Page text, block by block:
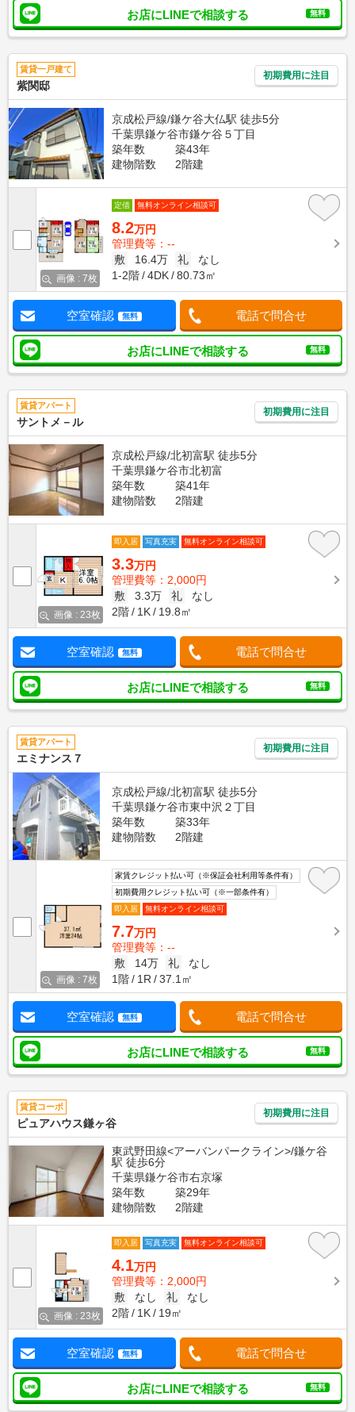
お店にLINEで相談する 無料
賃貸一戸建て
紫関邸
初期費用に注目
京成松戸線/鎌ケ谷大仏駅 徒歩5分
千葉県鎌ケ谷市鎌ケ谷５丁目
築年数
築43年
建物階数
2階建
画像 : 7枚
定借 無料オンライン相談可
8.2万円
管理費等：--
敷
16.4万 礼
なし
1-2階
4DK 80.73㎡
空室確認 無料 電話で問合せ
お店にLINEで相談する 無料
賃貸アパート
サントメ－ル
初期費用に注目
京成松戸線/北初富駅 徒歩5分
千葉県鎌ケ谷市北初富
築年数
築41年
建物階数
2階建
画像 : 23枚
即入居 写真充実 無料オンライン相談可
3.3万円
管理費等：2,000円
敷
3.3万 礼
なし
2階
1K 19.8㎡
空室確認 無料 電話で問合せ
お店にLINEで相談する 無料
賃貸アパート
エミナンス７
初期費用に注目
京成松戸線/北初富駅 徒歩5分
千葉県鎌ケ谷市東中沢２丁目
築年数
築33年
建物階数
2階建
画像 : 7枚
家賃クレジット払い可（※保証会社利用等条件有）
初期費用クレジット払い可（※一部条件有）
即入居
無料オンライン相談可
7.7万円
管理費等：--
敷
14万 礼
なし
1階
1R 37.1㎡
空室確認 無料 電話で問合せ
お店にLINEで相談する 無料
賃貸コーポ
ピュアハウス鎌ヶ谷
初期費用に注目
東武野田線<アーバンパークライン>/鎌ケ谷
駅 徒歩6分
千葉県鎌ケ谷市右京塚
築年数
築29年
建物階数
2階建
画像 : 23枚
即入居 写真充実 無料オンライン相談可
4.1万円
管理費等：2,000円
敷
なし 礼
なし
2階
1K 19㎡
空室確認 無料 電話で問合せ
お店にLINEで相談する 無料